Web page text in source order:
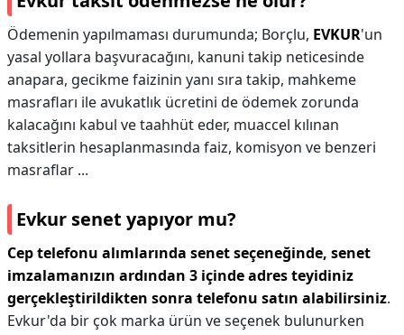
Ödemenin yapılmaması durumunda; Borçlu, EVKUR'un
yasal yollara başvuracağını, kanuni takip neticesinde
anapara, gecikme faizinin yanı sıra takip, mahkeme
masrafları ile avukatlık ücretini de ödemek zorunda
kalacağını kabul ve taahhüt eder, muaccel kılınan
taksitlerin hesaplanmasında faiz, komisyon ve benzeri
masraflar ...
Evkur senet yapıyor mu?
Cep telefonu alımlarında senet seçeneğinde, senet
imzalamanızın ardından 3 içinde adres teyidiniz
gerçekleştirildikten sonra telefonu satın alabilirsiniz.
Evkur'da bir çok marka ürün ve seçenek bulunurken